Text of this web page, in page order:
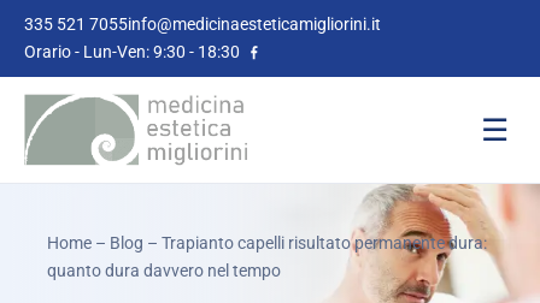
335 521 7055info@medicinaesteticamigliorini.it
Orario - Lun-Ven: 9:30 - 18:30
☰
Home – Blog – Trapianto capelli risultato permanente dura:
quanto dura davvero nel tempo